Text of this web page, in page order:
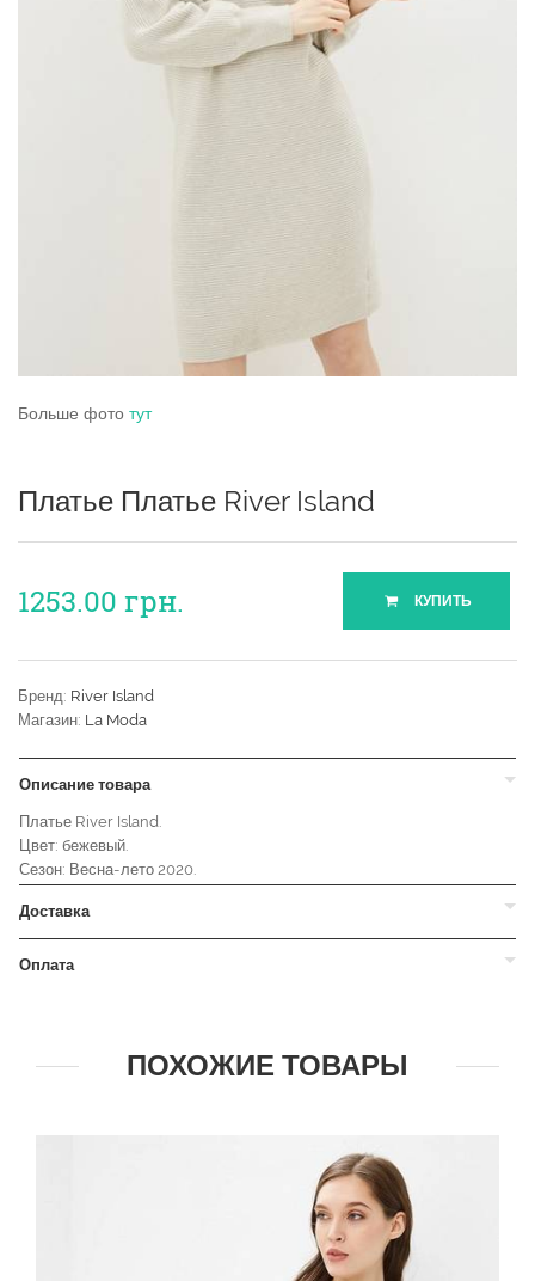
Больше фото тут
Платье Платье River Island
1253.00 грн. КУПИТЬ
Бренд: River Island
Магазин: La Moda
Описание товара
Платье River Island.
Цвет: бежевый.
Сезон: Весна-лето 2020.
Доставка
Оплата
ПОХОЖИЕ ТОВАРЫ